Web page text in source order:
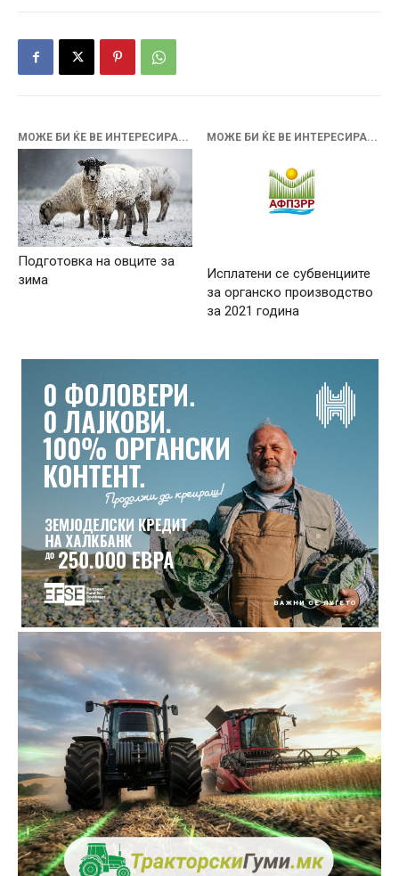
МОЖЕ БИ ЌЕ ВЕ ИНТЕРЕСИРА...
Подготовка на овците за
зима
МОЖЕ БИ ЌЕ ВЕ ИНТЕРЕСИРА...
Исплатени се субвенциите
за органско производство
за 2021 година